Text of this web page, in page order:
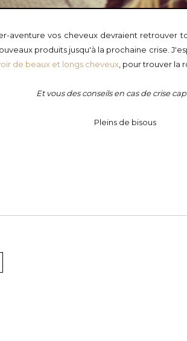
aventure vos cheveux devraient retrouver
produits jusqu'à la prochaine crise.
de beaux et longs cheveux , pour trouver la
Et vous des conseils en cas de crise
Pleins de bisous